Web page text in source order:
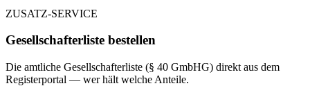
ZUSATZ-SERVICE
Gesellschafterliste bestellen
Die amtliche Gesellschafterliste (§ 40 GmbHG) direkt aus dem
Registerportal — wer hält welche Anteile.